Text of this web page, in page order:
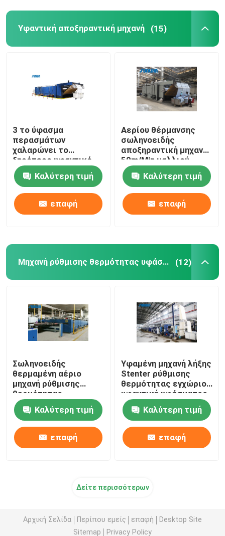
Υφαντική αποξηραντική μηχανή (15)
3 το ύφασμα
περασμάτων
χαλαρώνει το
ξηρότερο υφαντικό
μπλε λευκό μηχανών
ξήρανσηςΚαλύτερη τιμή
επαφή
Αερίου θέρμανσης
σωληνοειδής
αποξηραντική μηχανή
50m/Min μαλλιού
μηχανών υφάσματος
ξηρότερη προ
Καλύτερη τιμή
επαφή
Μηχανή ρύθμισης θερμότητας υφάσματος (12)
Σωληνοειδής
θερμαμένη αέριο
μηχανή ρύθμισης
θερμότητας
υφάσματος για τα
υφάσματα 2200mm
πετσετών
Καλύτερη τιμή
επαφή
Υφαμένη μηχανή λήξης
Stenter ρύθμισης
θερμότητας εγχώριου
υφαντική υφάσματος
θερμαμένη πετρέλαιο
Καλύτερη τιμή
επαφή
Δείτε περισσότερων
Αρχική Σελίδα Περίπου εμείς επαφή
Desktop Site
Sitemap
Privacy Policy